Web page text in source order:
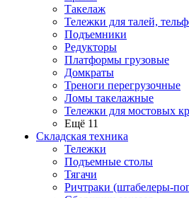
Такелаж
Тележки для талей,
Подъемники
Редукторы
Платформы грузовые
Домкраты
Треноги перегрузочные
Ломы такелажные
Тележки для мостовых
Ещё 11
Складская техника
Тележки
Подъемные столы
Тягачи
Ричтраки (штабелеры-